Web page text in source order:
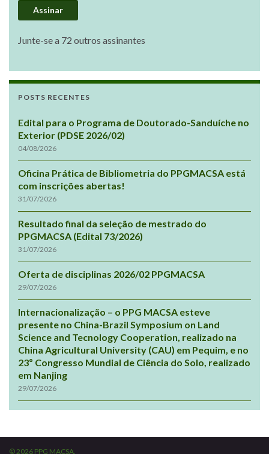
Assinar
Junte-se a 72 outros assinantes
POSTS RECENTES
Edital para o Programa de Doutorado-Sanduíche no
Exterior (PDSE 2026/02)
04/08/2026
Oficina Prática de Bibliometria do PPGMACSA está
com inscrições abertas!
31/07/2026
Resultado final da seleção de mestrado do
PPGMACSA (Edital 73/2026)
31/07/2026
Oferta de disciplinas 2026/02 PPGMACSA
29/07/2026
Internacionalização – o PPG MACSA esteve
presente no China-Brazil Symposium on Land
Science and Tecnology Cooperation, realizado na
China Agricultural University (CAU) em Pequim, e no
23º Congresso Mundial de Ciência do Solo, realizado
em Nanjing
29/07/2026
© 2026 PPG MACSA.